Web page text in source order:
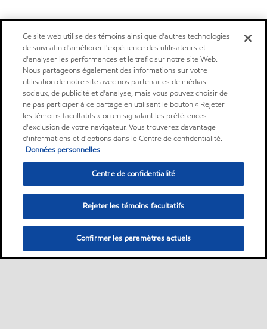
Ce site web utilise des témoins ainsi que d'autres technologies
de suivi afin d'améliorer l'expérience des utilisateurs et
d'analyser les performances et le trafic sur notre site Web.
Nous partageons également des informations sur votre
utilisation de notre site avec nos partenaires de médias
sociaux, de publicité et d'analyse, mais vous pouvez choisir de
ne pas participer à ce partage en utilisant le bouton « Rejeter
les témoins facultatifs » ou en signalant les préférences
d'exclusion de votre navigateur. Vous trouverez davantage
d'informations et d'options dans le Centre de confidentialité.
Données personnelles
Centre de confidentialité
Rejeter les témoins facultatifs
Confirmer les paramètres actuels